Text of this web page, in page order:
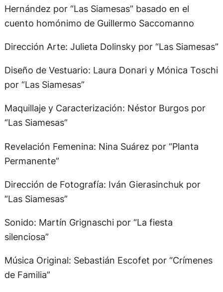
Hernández por “Las Siamesas” basado en el
cuento homónimo de Guillermo Saccomanno
Dirección Arte: Julieta Dolinsky por “Las Siamesas”
Diseño de Vestuario: Laura Donari y Mónica Toschi
por “Las Siamesas”
Maquillaje y Caracterización: Néstor Burgos por
“Las Siamesas”
Revelación Femenina: Nina Suárez por “Planta
Permanente”
Dirección de Fotografía: Iván Gierasinchuk por
“Las Siamesas”
Sonido: Martín Grignaschi por “La fiesta
silenciosa”
Música Original: Sebastián Escofet por “Crímenes
de Familia”